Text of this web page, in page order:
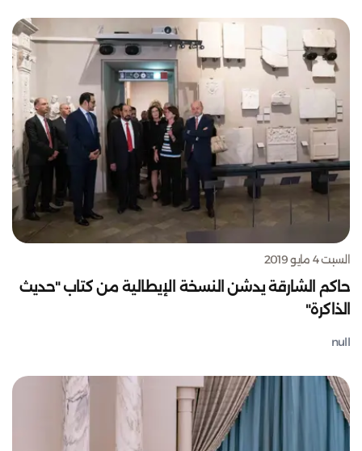
السبت 4 مايو 2019
حاكم الشارقة يدشن النسخة الإيطالية من كتاب "حديث
الذاكرة"
null